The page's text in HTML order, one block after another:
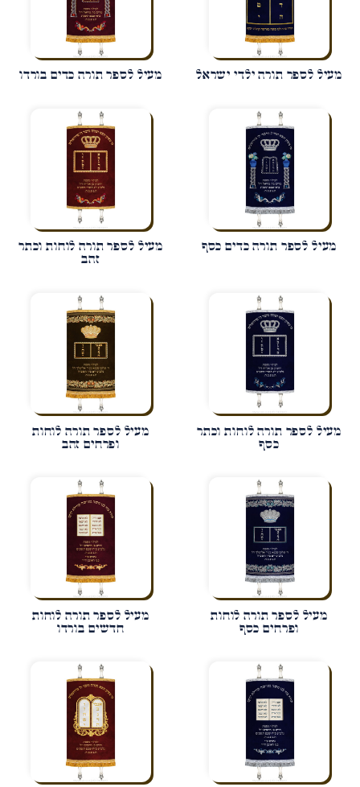
מעיל לספר תורה ילדי ישראל מעיל לספר תורה כדים בורדו
מעיל לספר תורה כדים כסף
מעיל לספר תורה לוחות וכתר
זהב
מעיל לספר תורה לוחות וכתר
כסף
מעיל לספר תורה לוחות
ופרחים זהב
מעיל לספר תורה לוחות
ופרחים כסף
מעיל לספר תורה לוחות
חדשים בורדו